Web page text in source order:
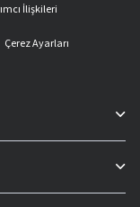
İlişkileri
Çerez Ayarları